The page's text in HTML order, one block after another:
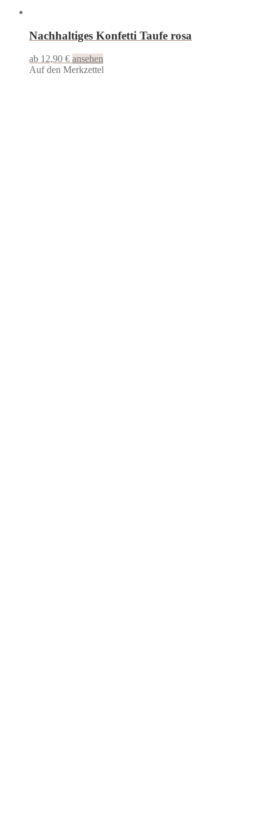
Nachhaltiges Konfetti Taufe rosa
ab 12,90 € ansehen
Auf den Merkzettel